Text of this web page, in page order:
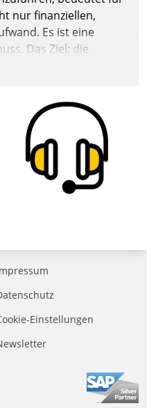
nur finanziellen,
Es ist eine
Das Ziel: die
Damit
einige Grundregeln
Einstellungen